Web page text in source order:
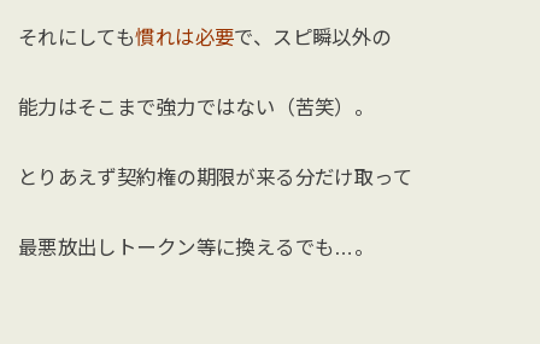
それにしても慣れは必要で、スピ瞬以外の
能力はそこまで強力ではない（苦笑）。
とりあえず契約権の期限が来る分だけ取って
最悪放出しトークン等に換えるでも…。